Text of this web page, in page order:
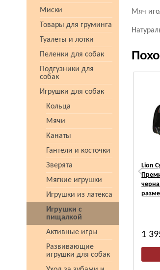
Миски
Товары для груминга
Туалеты и лотки
Пеленки для собак
Подгузники для
собак
Игрушки для собак
Кольца
Мячи
Канаты
Гантели и косточки
Зверята
Мягкие игрушки
Игрушки из латекса
Игрушки с
пищалкой
Активные игры
Развивающие
игрушки для собак
Мяч
Lion
1